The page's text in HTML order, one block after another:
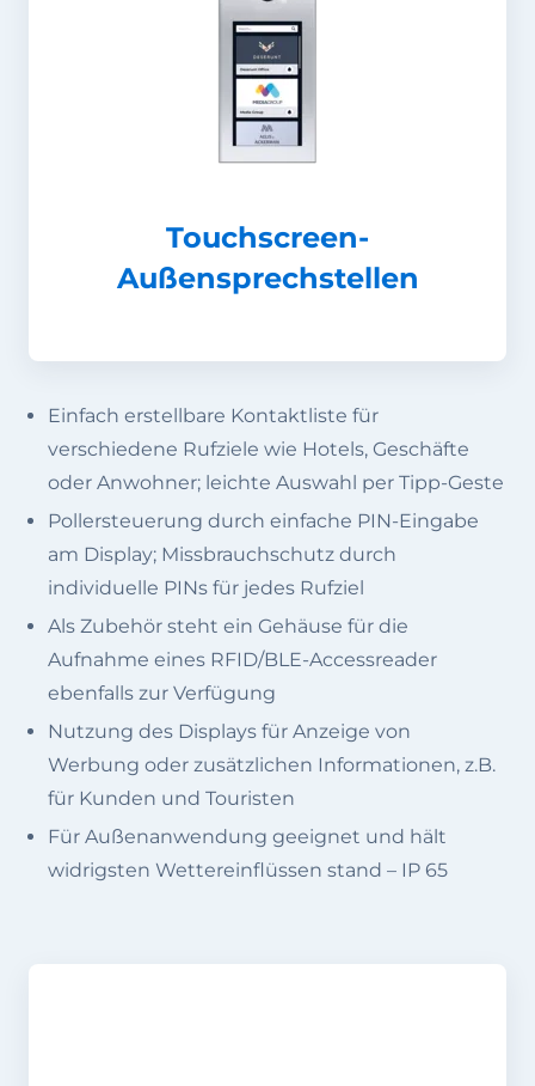
Touchscreen-
Außensprechstellen
Einfach erstellbare Kontaktliste für
verschiedene Rufziele wie Hotels, Geschäfte
oder Anwohner; leichte Auswahl per Tipp-Geste
Pollersteuerung durch einfache PIN-Eingabe
am Display; Missbrauchschutz durch
individuelle PINs für jedes Rufziel
Als Zubehör steht ein Gehäuse für die
Aufnahme eines RFID/BLE-Accessreader
ebenfalls zur Verfügung
Nutzung des Displays für Anzeige von
Werbung oder zusätzlichen Informationen, z.B.
für Kunden und Touristen
Für Außenanwendung geeignet und hält
widrigsten Wettereinflüssen stand – IP 65